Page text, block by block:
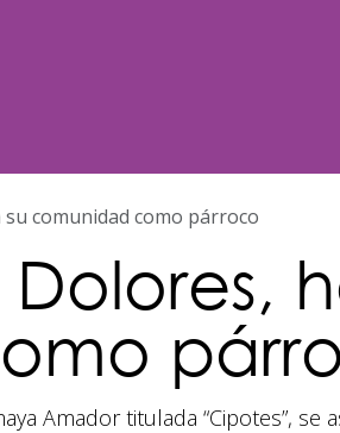
su comunidad como párroco
Amador titulada “Cipotes”, se